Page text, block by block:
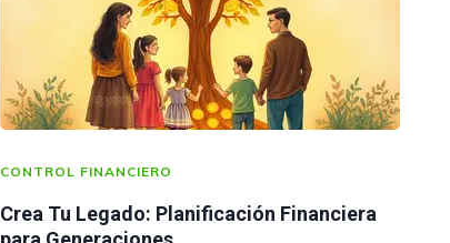
CONTROL FINANCIERO
Crea Tu Legado: Planificación Financiera